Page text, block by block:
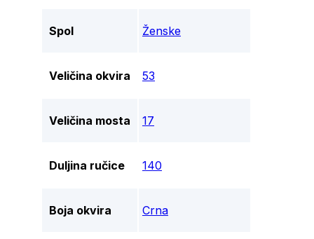
Spol Ženske
Veličina okvira 53
Veličina mosta 17
Duljina ručice 140
Boja okvira Crna